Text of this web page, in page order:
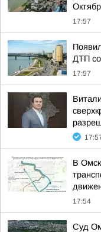
17:57
ДТП
17:57
В
17:54
Суд